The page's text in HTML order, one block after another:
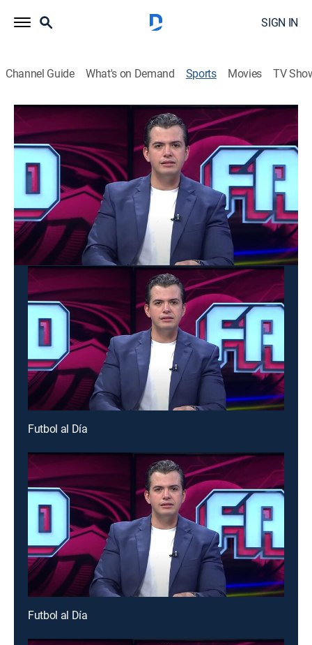
SIGN IN
Channel Guide What's on Demand Sports Movies TV
Futbol al Día
Futbol al Día
Futbol al Día (2026)
2026
La experiencia y el punto de vista de los conductores,
así como la opinión y los comentarios del público a
través del teléfono abierto.
Futbol al Día
Futbol al Día